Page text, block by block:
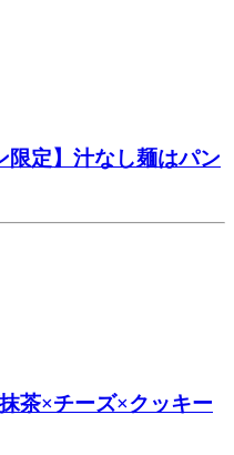
限定】汁なし麺はパン
茶×チーズ×クッキー